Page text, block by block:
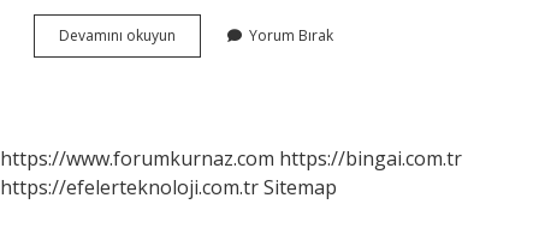
Devamını okuyun
Cesedi
Yorum Bırak
https://www.forumkurnaz.com https://bingai.com.tr
https://efelerteknoloji.com.trSitemap